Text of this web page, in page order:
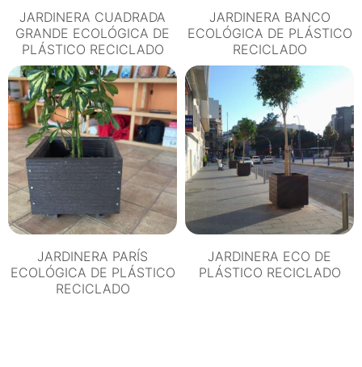
JARDINERA CUADRADA
GRANDE ECOLÓGICA DE
PLÁSTICO RECICLADO
JARDINERA BANCO
ECOLÓGICA DE PLÁSTICO
RECICLADO
JARDINERA PARÍS
ECOLÓGICA DE PLÁSTICO
RECICLADO
JARDINERA ECO DE
PLÁSTICO RECICLADO